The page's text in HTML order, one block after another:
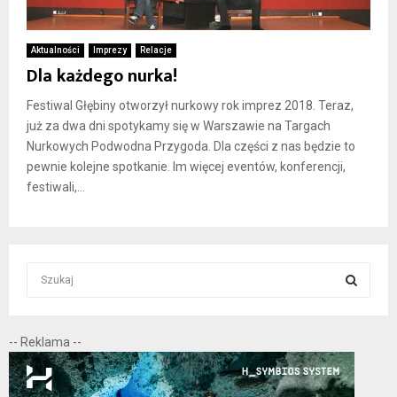
Aktualności Imprezy Relacje
Dla każdego nurka!
Festiwal Głębiny otworzył nurkowy rok imprez 2018. Teraz,
już za dwa dni spotykamy się w Warszawie na Targach
Nurkowych Podwodna Przygoda. Dla części z nas będzie to
pewnie kolejne spotkanie. Im więcej eventów, konferencji,
festiwali,...
c
h
f
E
A
-- Reklama --